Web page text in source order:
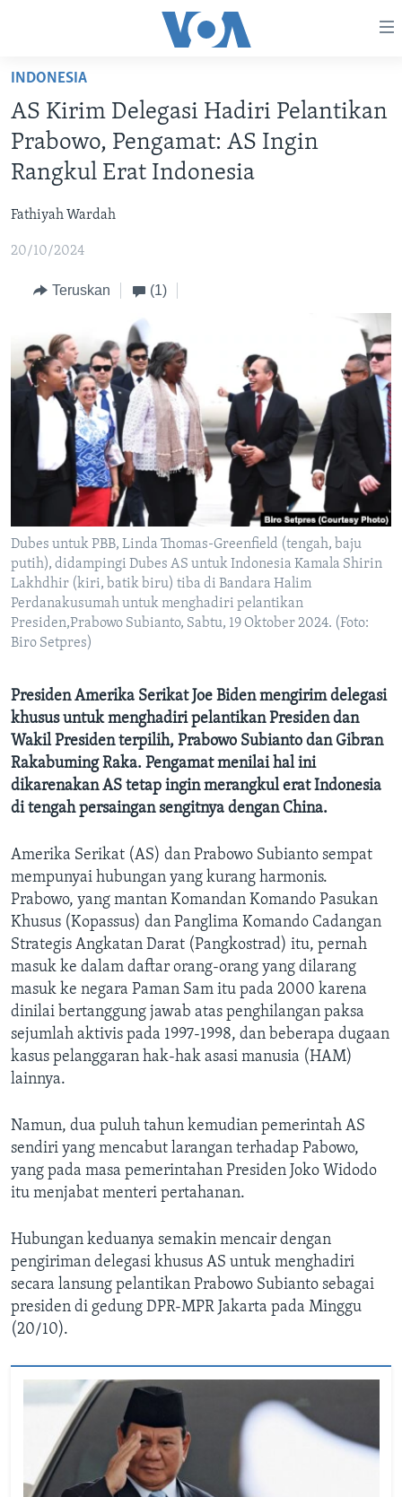
Akses
Lanjut
ke
Konten
Utama
ke
Utama
Lanjut
DUNIA
VIDEO
DAFTAR PROGRAM
Bahasa-bahasa
INDONESIA
AS Kirim Delegasi Hadiri Pelantikan
Prabowo, Pengamat: AS Ingin
Rangkul Erat Indonesia
Fathiyah Wardah
20/10/2024
Teruskan (1)
Dubes untuk PBB, Linda Thomas-Greenfield (tengah, baju
putih), didampingi Dubes AS untuk Indonesia Kamala Shirin
Lakhdhir (kiri, batik biru) tiba di Bandara Halim
Perdanakusumah untuk menghadiri pelantikan
Presiden,Prabowo Subianto, Sabtu, 19 Oktober 2024. (Foto:
Biro Setpres)
Presiden Amerika Serikat Joe Biden mengirim delegasi
khusus untuk menghadiri pelantikan Presiden dan
Wakil Presiden terpilih, Prabowo Subianto dan Gibran
Rakabuming Raka. Pengamat menilai hal ini
dikarenakan AS tetap ingin merangkul erat Indonesia
di tengah persaingan sengitnya dengan China.
Amerika Serikat (AS) dan Prabowo Subianto sempat
mempunyai hubungan yang kurang harmonis.
Prabowo, yang mantan Komandan Komando Pasukan
Khusus (Kopassus) dan Panglima Komando Cadangan
Strategis Angkatan Darat (Pangkostrad) itu, pernah
masuk ke dalam daftar orang-orang yang dilarang
masuk ke negara Paman Sam itu pada 2000 karena
dinilai bertanggung jawab atas penghilangan paksa
sejumlah aktivis pada 1997-1998, dan beberapa dugaan
kasus pelanggaran hak-hak asasi manusia (HAM)
lainnya.
Namun, dua puluh tahun kemudian pemerintah AS
sendiri yang mencabut larangan terhadap Pabowo,
yang pada masa pemerintahan Presiden Joko Widodo
itu menjabat menteri pertahanan.
Hubungan keduanya semakin mencair dengan
pengiriman delegasi khusus AS untuk menghadiri
secara lansung pelantikan Prabowo Subianto sebagai
presiden di gedung DPR-MPR Jakarta pada Minggu
(20/10).